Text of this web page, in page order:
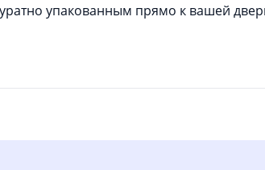
упакованным прямо к вашей